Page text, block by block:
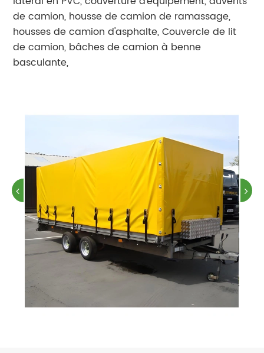
de camion, housse de camion de ramassage,
housses de camion d'asphalte, Couvercle de lit
de camion, bâches de camion à benne
basculante,